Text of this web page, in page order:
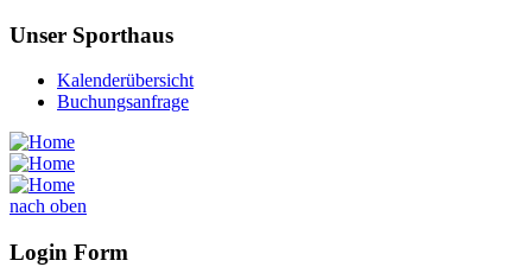
Unser Sporthaus
Kalenderübersicht
Buchungsanfrage
nach oben
Login Form